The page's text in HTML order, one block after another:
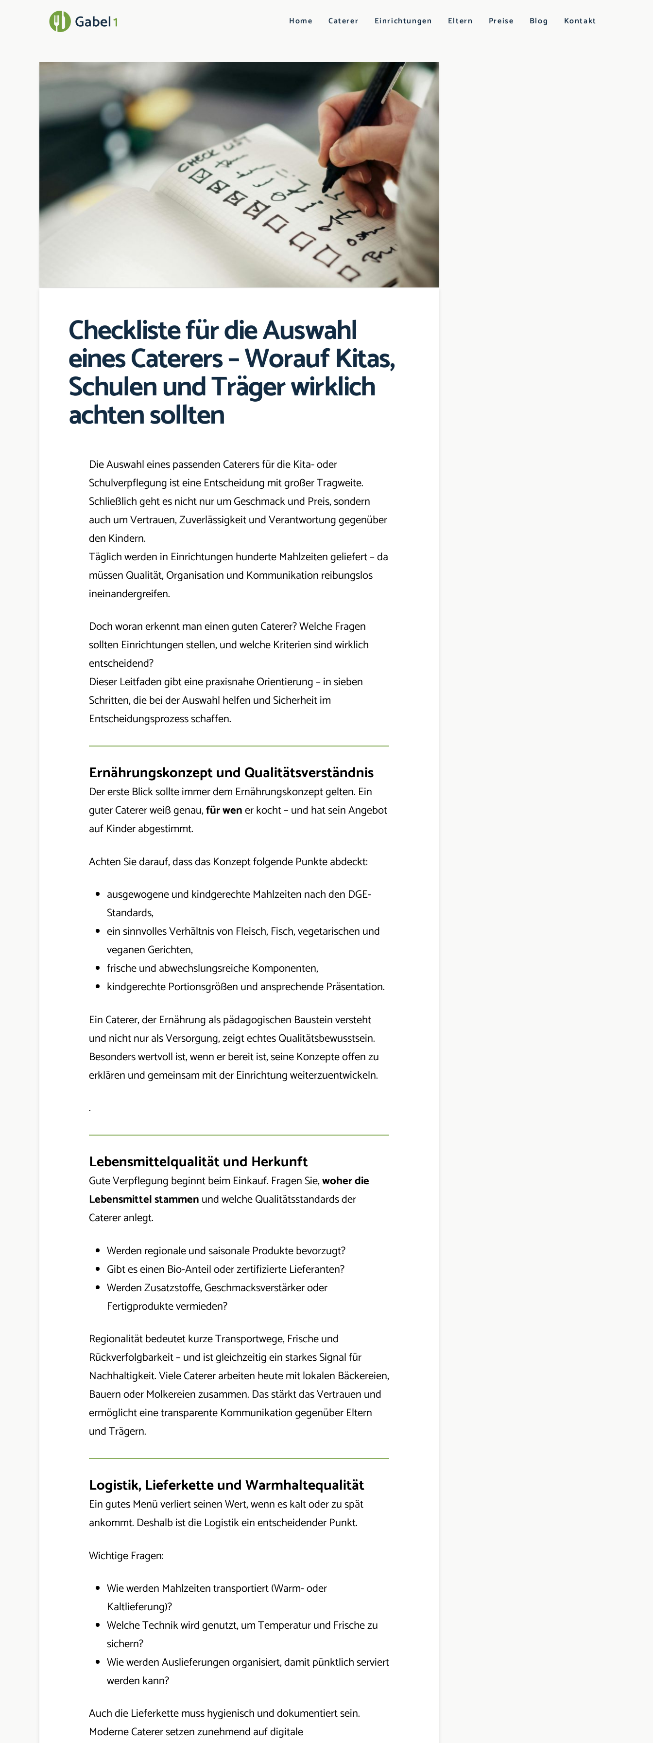
Home Caterer Einrichtungen Eltern Preise Blog Kontakt
Checkliste für die Auswahl
eines Caterers – Worauf Kitas,
Schulen und Träger wirklich
achten sollten
Die Auswahl eines passenden Caterers für die Kita- oder
Schulverpflegung ist eine Entscheidung mit großer Tragweite.
Schließlich geht es nicht nur um Geschmack und Preis, sondern
auch um Vertrauen, Zuverlässigkeit und Verantwortung gegenüber
den Kindern.
Täglich werden in Einrichtungen hunderte Mahlzeiten geliefert – da
müssen Qualität, Organisation und Kommunikation reibungslos
ineinandergreifen.
Doch woran erkennt man einen guten Caterer? Welche Fragen
sollten Einrichtungen stellen, und welche Kriterien sind wirklich
entscheidend?
Dieser Leitfaden gibt eine praxisnahe Orientierung – in sieben
Schritten, die bei der Auswahl helfen und Sicherheit im
Entscheidungsprozess schaffen.
Ernährungskonzept und Qualitätsverständnis
Der erste Blick sollte immer dem Ernährungskonzept gelten. Ein
guter Caterer weiß genau,für wener kocht – und hat sein Angebot
auf Kinder abgestimmt.
Achten Sie darauf, dass das Konzept folgende Punkte abdeckt:
ausgewogene und kindgerechte Mahlzeiten nach den DGE-
Standards,
ein sinnvolles Verhältnis von Fleisch, Fisch, vegetarischen und
veganen Gerichten,
frische und abwechslungsreiche Komponenten,
kindgerechte Portionsgrößen und ansprechende Präsentation.
Ein Caterer, der Ernährung als pädagogischen Baustein versteht
und nicht nur als Versorgung, zeigt echtes Qualitätsbewusstsein.
Besonders wertvoll ist, wenn er bereit ist, seine Konzepte offen zu
erklären und gemeinsam mit der Einrichtung weiterzuentwickeln.
.
Lebensmittelqualität und Herkunft
Gute Verpflegung beginnt beim Einkauf. Fragen Sie,woher die
Lebensmittel stammenund welche Qualitätsstandards der
Caterer anlegt.
Werden regionale und saisonale Produkte bevorzugt?
Gibt es einen Bio-Anteil oder zertifizierte Lieferanten?
Werden Zusatzstoffe, Geschmacksverstärker oder
Fertigprodukte vermieden?
Regionalität bedeutet kurze Transportwege, Frische und
Rückverfolgbarkeit – und ist gleichzeitig ein starkes Signal für
Nachhaltigkeit. Viele Caterer arbeiten heute mit lokalen Bäckereien,
Bauern oder Molkereien zusammen. Das stärkt das Vertrauen und
ermöglicht eine transparente Kommunikation gegenüber Eltern
und Trägern.
Logistik, Lieferkette und Warmhaltequalität
Ein gutes Menü verliert seinen Wert, wenn es kalt oder zu spät
ankommt. Deshalb ist die Logistik ein entscheidender Punkt.
Wichtige Fragen:
Wie werden Mahlzeiten transportiert (Warm- oder
Kaltlieferung)?
Welche Technik wird genutzt, um Temperatur und Frische zu
sichern?
Wie werden Auslieferungen organisiert, damit pünktlich serviert
werden kann?
Auch die Lieferkette muss hygienisch und dokumentiert sein.
Moderne Caterer setzen zunehmend auf digitale